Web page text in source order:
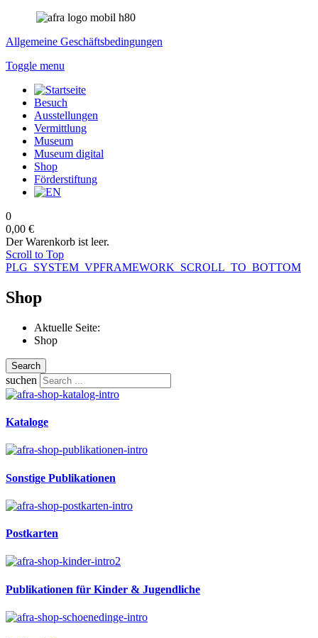
Allgemeine Geschäftsbedingungen
Toggle menu
Besuch
Ausstellungen
Vermittlung
Museum
Museum digital
Shop
Förderstiftung
0
0,00 €
Der Warenkorb ist leer.
Scroll to Top
PLG_SYSTEM_VPFRAMEWORK_SCROLL_TO_BOTTOM
Shop
Aktuelle Seite:
Shop
Search
suchen
Kataloge
Sonstige Publikationen
Postkarten
Publikationen für Kinder & Jugendliche